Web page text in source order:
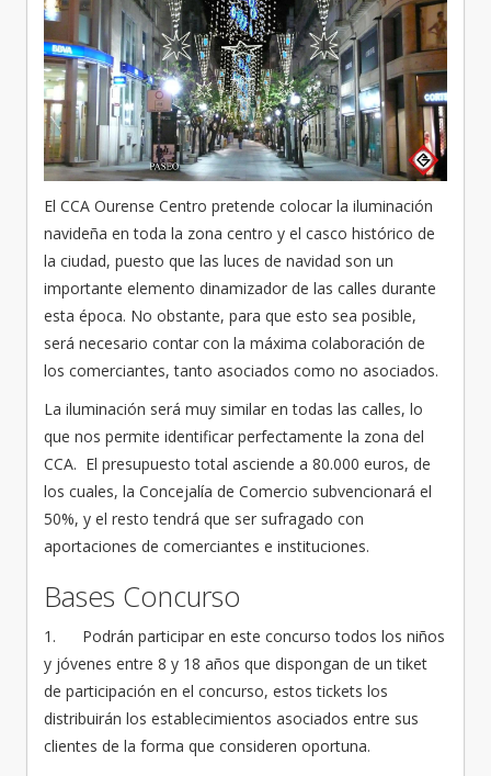
El CCA Ourense Centro pretende colocar la iluminación
navideña en toda la zona centro y el casco histórico de
la ciudad, puesto que las luces de navidad son un
importante elemento dinamizador de las calles durante
esta época. No obstante, para que esto sea posible,
será necesario contar con la máxima colaboración de
los comerciantes, tanto asociados como no asociados.
La iluminación será muy similar en todas las calles, lo
que nos permite identificar perfectamente la zona del
CCA. El presupuesto total asciende a 80.000 euros, de
los cuales, la Concejalía de Comercio subvencionará el
50%, y el resto tendrá que ser sufragado con
aportaciones de comerciantes e instituciones.
Bases Concurso
1. Podrán participar en este concurso todos los niños
y jóvenes entre 8 y 18 años que dispongan de un tiket
de participación en el concurso, estos tickets los
distribuirán los establecimientos asociados entre sus
clientes de la forma que consideren oportuna.